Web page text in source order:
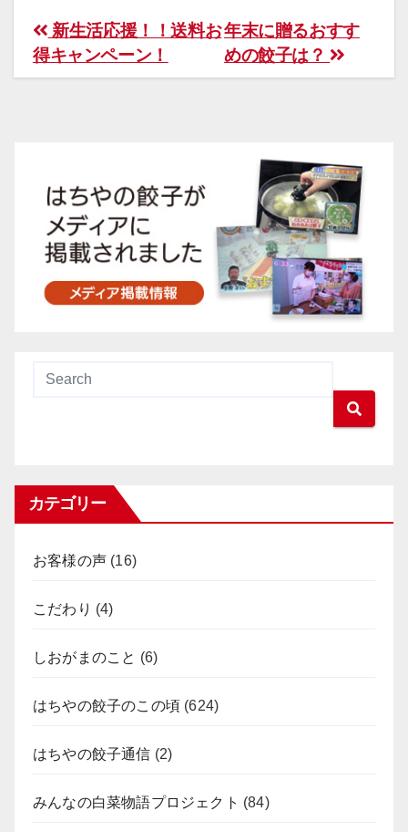
投
稿
ナ
年末に贈るおすす
めの餃子は？
新生活応援！！送料お
得キャンペーン！
カテゴリー
お客様の声 (16)
こだわり (4)
しおがまのこと (6)
はちやの餃子のこの頃 (624)
はちやの餃子通信 (2)
みんなの白菜物語プロジェクト (84)